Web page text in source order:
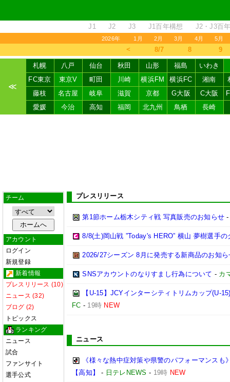
J1 J2 J3 J1百年構想 J2・J3百
2026年 1月 2月 3月 4月 5月
＜ 8/7 8 9
≪
札幌 八戸 仙台 秋田 山形 福島
いわき
FC東京
東京V 町田 川崎 横浜FM 横浜FC 湘南
藤枝
名古屋 岐阜 滋賀 京都 G大阪 C大阪
愛媛
今治 高知 福岡 北九州 鳥栖 長崎
チーム
アカウント
ログイン
新規登録
新着情報
プレスリリース (10)
ニュース (32)
ブログ (2)
トピックス
ランキング
ニュース
試合
ファンサイト
選手公式
プレスリリース
第1節ホーム栃木シティ戦 写真販売のお知らせ
8/8(土)岡山戦 ”Today's HERO” 横山 夢樹選手
2026/27シーズン 8月に発売する新商品のお知ら
SNSアカウントのなりすまし行為について - カ
【U-15】JCYインターシティトリムカップ(U-
FC - 19時 NEW
ニュース
《様々な熱中症対策や県警のパフォーマンス
【高知】
- 日テレNEWS - 19時 NEW